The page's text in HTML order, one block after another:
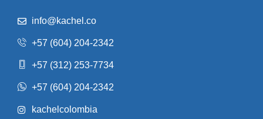
info@kachel.co
+57 (604) 204-2342
+57 (312) 253-7734
+57 (604) 204-2342
kachelcolombia